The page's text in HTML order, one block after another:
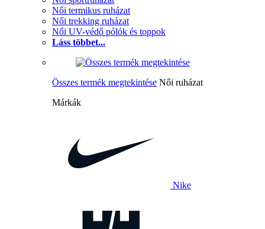
Női termikus ruházat
Női trekking ruházat
Női UV-védő pólók és toppok
Láss többet...
Összes termék megtekintése Női ruházat
Márkák
Nike